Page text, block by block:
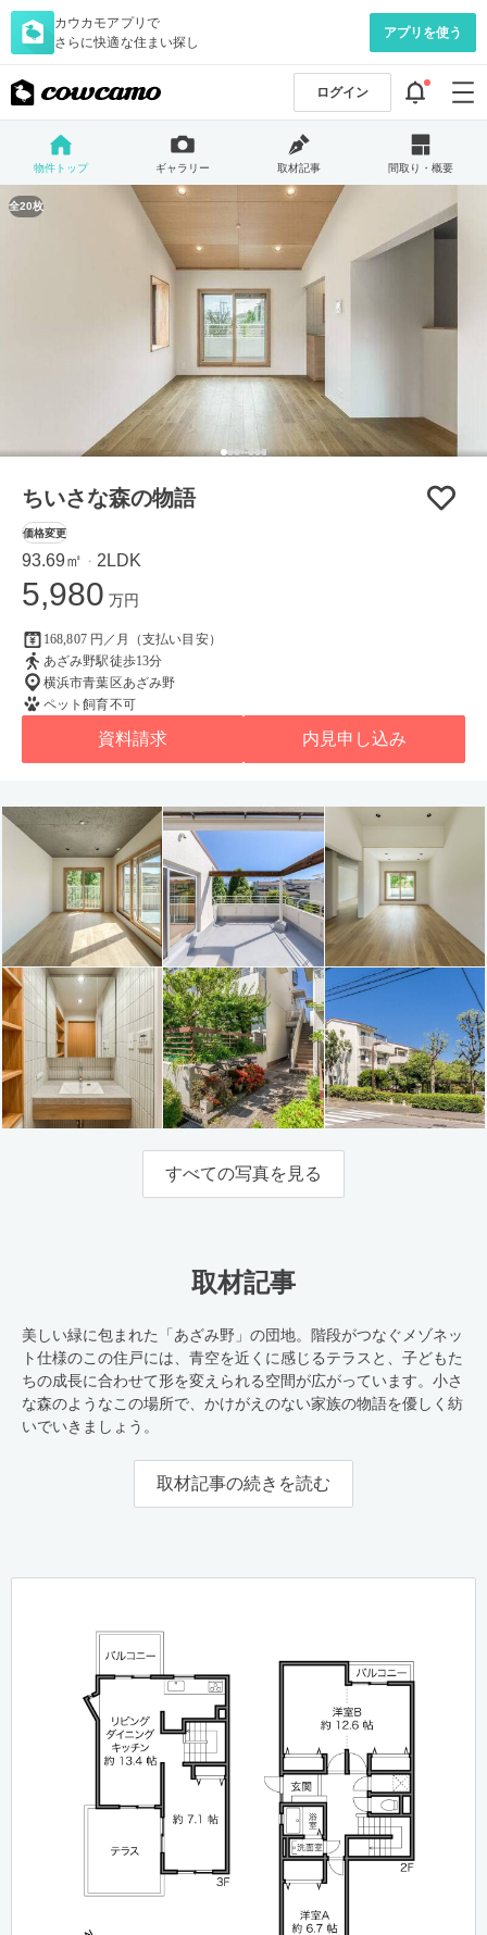
カウカモアプリで
さらに快適な住まい探し
アプリを使う
ログイン
物件トップ ギャラリー 取材記事 間取り・概要
全20枚
ちいさな森の物語
価格変更
93.69㎡ ・ 2LDK
5,980 万円
168,807 円／月（支払い目安）
あざみ野駅徒歩13分
横浜市青葉区あざみ野
ペット飼育不可
資料請求 内見申し込み
すべての写真を見る
取材記事
美しい緑に包まれた「あざみ野」の団地。階段がつなぐメゾネッ
ト仕様のこの住戸には、青空を近くに感じるテラスと、子どもた
ちの成長に合わせて形を変えられる空間が広がっています。小さ
な森のようなこの場所で、かけがえのない家族の物語を優しく紡
いでいきましょう。
取材記事の続きを読む